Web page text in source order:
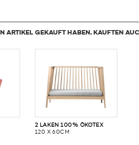
ARTIKEL GEKAUFT HABEN, KAUFTEN
2 LAKEN 100% ÖKOTEX
120 X 60CM